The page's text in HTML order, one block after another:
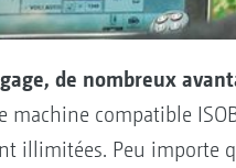
de nombreux
machine compatible
illimitées. Peu importe